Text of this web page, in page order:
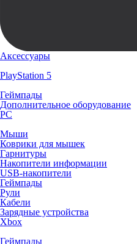
Аксессуары
PlayStation 5
Геймпады
Дополнительное оборудование
PC
Мыши
Коврики для мышек
Гарнитуры
Накопители информации
USB-накопители
Геймпады
Рули
Кабели
Зарядные устройства
Xbox
Геймпады